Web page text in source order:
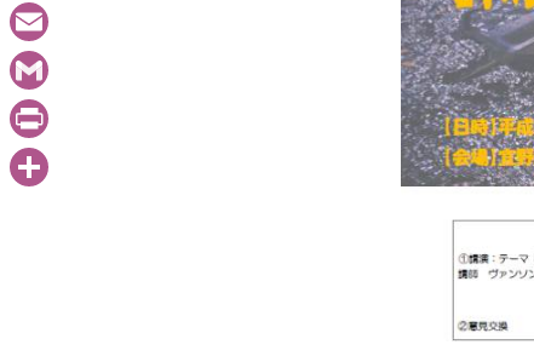
Twitter
Email
Gmail
PrintFriendly